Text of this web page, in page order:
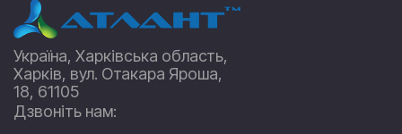
Україна, Харківська область,
Харків, вул. Отакара Яроша,
18, 61105
Дзвоніть нам: